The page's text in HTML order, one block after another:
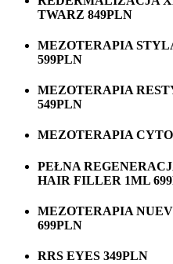
TWARZ 849PLN
MEZOTERAPIA
599PLN
MEZOTERAPIA
549PLN
MEZOTERAPIA
PEŁNA
HAIR FILLER 1ML
MEZOTERAPIA
699PLN
RRS EYES 349PLN